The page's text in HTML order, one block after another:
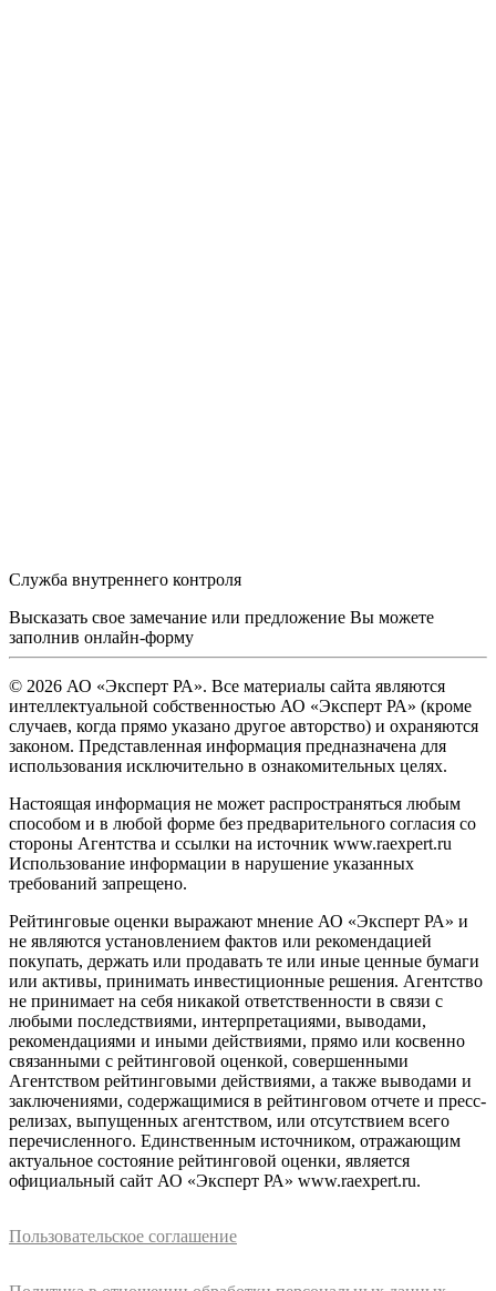
Служба внутреннего контроля
Высказать свое замечание или предложение Вы можете
заполнив онлайн-форму
© 2026 АО «Эксперт РА». Все материалы сайта являются
интеллектуальной собственностью АО «Эксперт РА» (кроме
случаев, когда прямо указано другое авторство) и охраняются
законом. Представленная информация предназначена для
использования исключительно в ознакомительных целях.
Настоящая информация не может распространяться любым
способом и в любой форме без предварительного согласия со
стороны Агентства и ссылки на источник www.raexpert.ru
Использование информации в нарушение указанных
требований запрещено.
Рейтинговые оценки выражают мнение АО «Эксперт РА» и
не являются установлением фактов или рекомендацией
покупать, держать или продавать те или иные ценные бумаги
или активы, принимать инвестиционные решения. Агентство
не принимает на себя никакой ответственности в связи с
любыми последствиями, интерпретациями, выводами,
рекомендациями и иными действиями, прямо или косвенно
связанными с рейтинговой оценкой, совершенными
Агентством рейтинговыми действиями, а также выводами и
заключениями, содержащимися в рейтинговом отчете и пресс-
релизах, выпущенных агентством, или отсутствием всего
перечисленного. Единственным источником, отражающим
актуальное состояние рейтинговой оценки, является
официальный сайт АО «Эксперт РА» www.raexpert.ru.
Пользовательское соглашение